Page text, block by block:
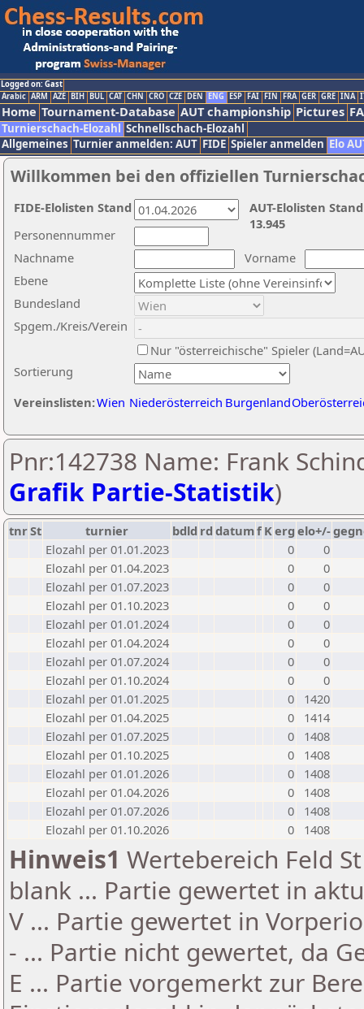
Logged on: Gast
Arabic ARM AZE BIH BUL CAT CHN CRO CZE DEN ENG ESP FAI FIN FRA GER GRE INA
Home Tournament-Database AUT championship Pictures
Turnierschach-Elozahl Schnellschach-Elozahl
Allgemeines Turnier anmelden: AUT FIDE Spieler anmelden Elo
Willkommen bei den offiziellen
Nachname
Vorname
Ebene
Sortierung
Personennummer
Bundesland
Spgem./Kreis/Verein
Nur "österreichische" Spieler
Vereinslisten:Wien Niederösterreich Burgenland
AUT-Elolisten
13.945
FIDE-Elolisten Stand
Pnr:142738 Name: Frank
Grafik Partie-Statistik)
tnrSt turnier bdld rd datumf Kerg elo+/-
Elozahl per 01.01.2023
0
0
Elozahl per 01.04.2023
0
0
Elozahl per 01.07.2023
0
0
Elozahl per 01.10.2023
0
0
Elozahl per 01.01.2024
0
0
Elozahl per 01.04.2024
0
0
Elozahl per 01.07.2024
0
0
Elozahl per 01.10.2024
0
0
Elozahl per 01.01.2025
0
1420
Elozahl per 01.04.2025
0
1414
Elozahl per 01.07.2025
0
1408
Elozahl per 01.10.2025
0
1408
Elozahl per 01.01.2026
0
1408
Elozahl per 01.04.2026
0
1408
Elozahl per 01.07.2026
0
1408
Elozahl per 01.10.2026
0 1408
Hinweis1 Wertebereich Feld
blank ... Partie gewertet in
V ... Partie gewertet in
- ... Partie nicht gewertet, da
E ... Partie vorgemerkt zur